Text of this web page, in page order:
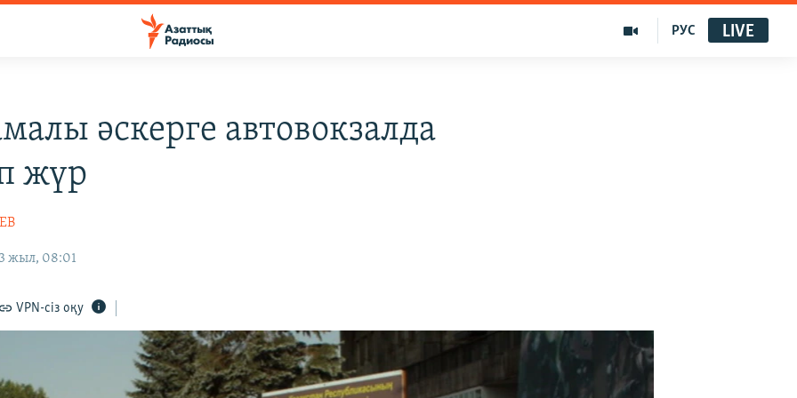
РУС LIVE
әскерге автовокзалда
жүр
жыл, 08:01
VPN-сіз оқу